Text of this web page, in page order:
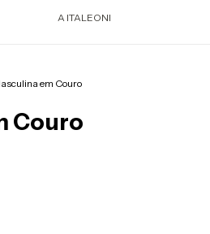
A ITALEONI
em Couro
Couro